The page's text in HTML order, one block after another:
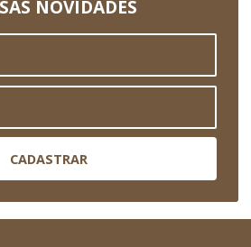
NOVIDADES
CADASTRAR